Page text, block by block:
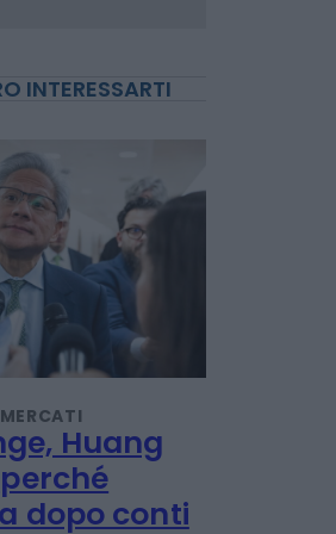
INTERESSARTI